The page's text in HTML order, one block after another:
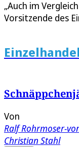
„Auch im
Vorsitzende des
Einzelhandel
Von
Ralf Rohrmoser-
Christian Stahl